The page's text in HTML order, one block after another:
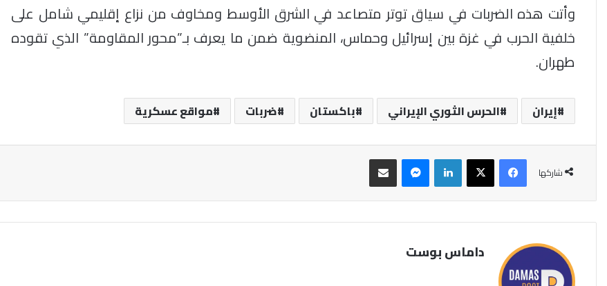
وأتت هذه الضربات في سياق توتر متصاعد في الشرق الأوسط ومخاوف من نزاع إقليمي شامل على
خلفية الحرب في غزة بين إسرائيل وحماس، المنضوية ضمن ما يعرف بـ”محور المقاومة” الذي تقوده
طهران.
إيران الحرس الثوري الإيراني باكستان ضربات مواقع عسكرية
شاركها
فيسبوك‫X لينكدإن ماسنجر مشاركة عبر البريد
داماس بوست